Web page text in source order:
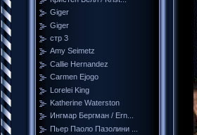
Giger
Giger
стр 3
Amy Seimetz
Callie Hernandez
Carmen Ejogo
Lorelei King
Katherine Waterston
Ингмар Бергман / Ern...
Пьер Паоло Пазолини ...